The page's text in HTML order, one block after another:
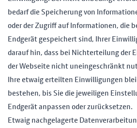
bedarf die Speicherung von
oder der Zugriff auf Informationen, die
Endgerät gespeichert sind, Ihrer
darauf hin, dass bei Nichterteilung der
der Webseite nicht uneingeschränkt
Ihre etwaig erteilten Einwilligungen
bestehen, bis Sie die jeweiligen
Endgerät anpassen oder zurücksetzen.
Etwaig nachgelagerte